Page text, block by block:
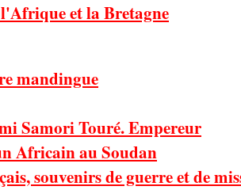
et la Bretagne
mandingue
Samori Touré. Empereur
Africain au Soudan
souvenirs de guerre et de